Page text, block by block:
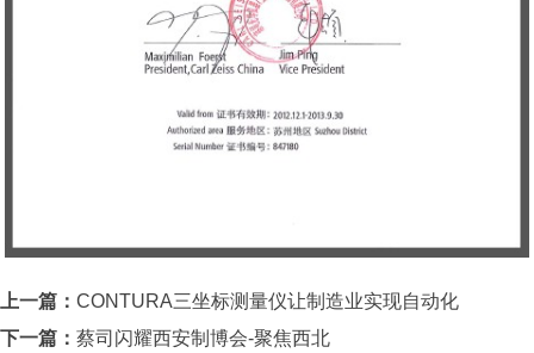
上一篇： CONTURA三坐标测量仪让制造业实现自动化
下一篇： 蔡司闪耀西安制博会-聚焦西北